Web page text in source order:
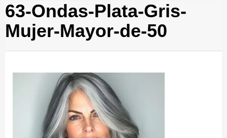
63-Ondas-Plata-Gris-
Mujer-Mayor-de-50